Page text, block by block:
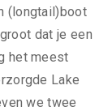
(longtail)boot
dat je een
het meest
Lake
we twee